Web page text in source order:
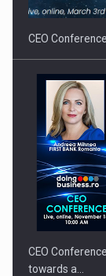
CEO
CEO
towards a…